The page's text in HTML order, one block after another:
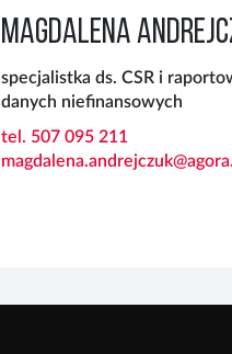
MAGDALENA
specjalistka ds. CSR i
danych niefinansowych
tel. 507 095 211